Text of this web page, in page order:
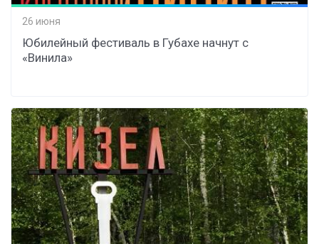
26 июня
Юбилейный фестиваль в Губахе начнут с
«Винила»